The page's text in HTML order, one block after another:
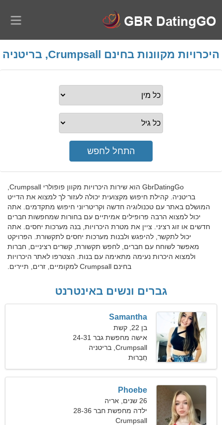
היכרויות מקוונות בחינם Crumpsall, בריטניה
בריטניה. קהילת חיפוש מקצועית יכולה לעזור לך למצוא את הדייט
המושלם באתר עם טכנולוגיה חדשה וקריטריוני חיפוש מתקדמים. אתה
יכול למצוא הרבה פרופילים אמיתיים עם בחורות שמחפשות חברים
חדשים או זוג רציני. ציין את מטרת היכרויות, בנה מערכות יחסים. אתה
יכול לתקשר, להיפגש ולבנות מערכות יחסים לתקשורת. הפרויקט
מאפשר לשוחח עם חברים, לחפש תקשורת, קשרים רציניים, חברות
ולמצוא היכרות נעימה מתאימה עם בנות. הצטרפו לאתר היכרויות
בחינם Crumpsall למקומיים, זרים, תיירים.
גברים ונשים באינטרנט
Samantha
בן 22, קשת
אישה מחפשת גבר 24-31
Crumpsall, בריטניה
חֲבֵרוּת
Phoebe
26 שנים, אריה
ילדה מחפשת חבר 28-36
Crumpsall